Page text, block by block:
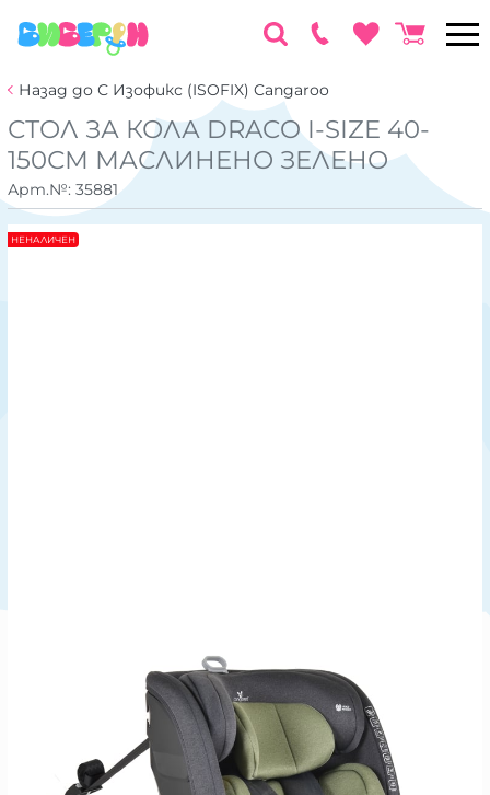
Назад до С Изофикс (ISOFIX) Cangaroo
СТОЛ ЗА КОЛА DRACO I-SIZE 40-
150СМ МАСЛИНЕНО ЗЕЛЕНО
Арт.№: 35881
НЕНАЛИЧЕН